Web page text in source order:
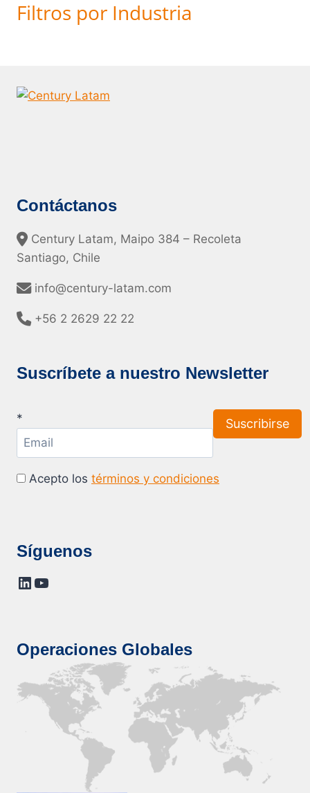
Filtros por Industria
Contáctanos
Century Latam, Maipo 384 – Recoleta
Santiago, Chile
info@century-latam.com
+56 2 2629 22 22
Suscríbete a nuestro Newsletter
*
Acepto los términos y condiciones
Síguenos
LinkedIn
YouTube
Operaciones Globales